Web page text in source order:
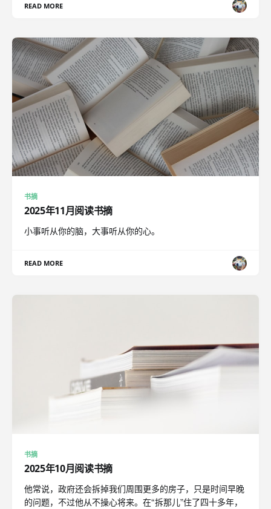
READ MORE
书摘
2025年11月阅读书摘
小事听从你的脑，大事听从你的心。
READ MORE
书摘
2025年10月阅读书摘
他常说，政府还会拆掉我们周围更多的房子，只是时间早晚
的问题，不过他从不操心将来。在“拆那儿”住了四十多年，